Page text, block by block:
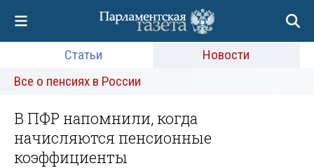
Статьи
Новости
Все о пенсиях в России
В ПФР напомнили, когда
начисляются пенсионные
коэффициенты